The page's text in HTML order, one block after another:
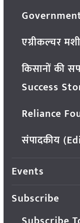
एग्रीकल्चर
किसानों की
Success
Reliance
संपादकीय
Events
Subscribe